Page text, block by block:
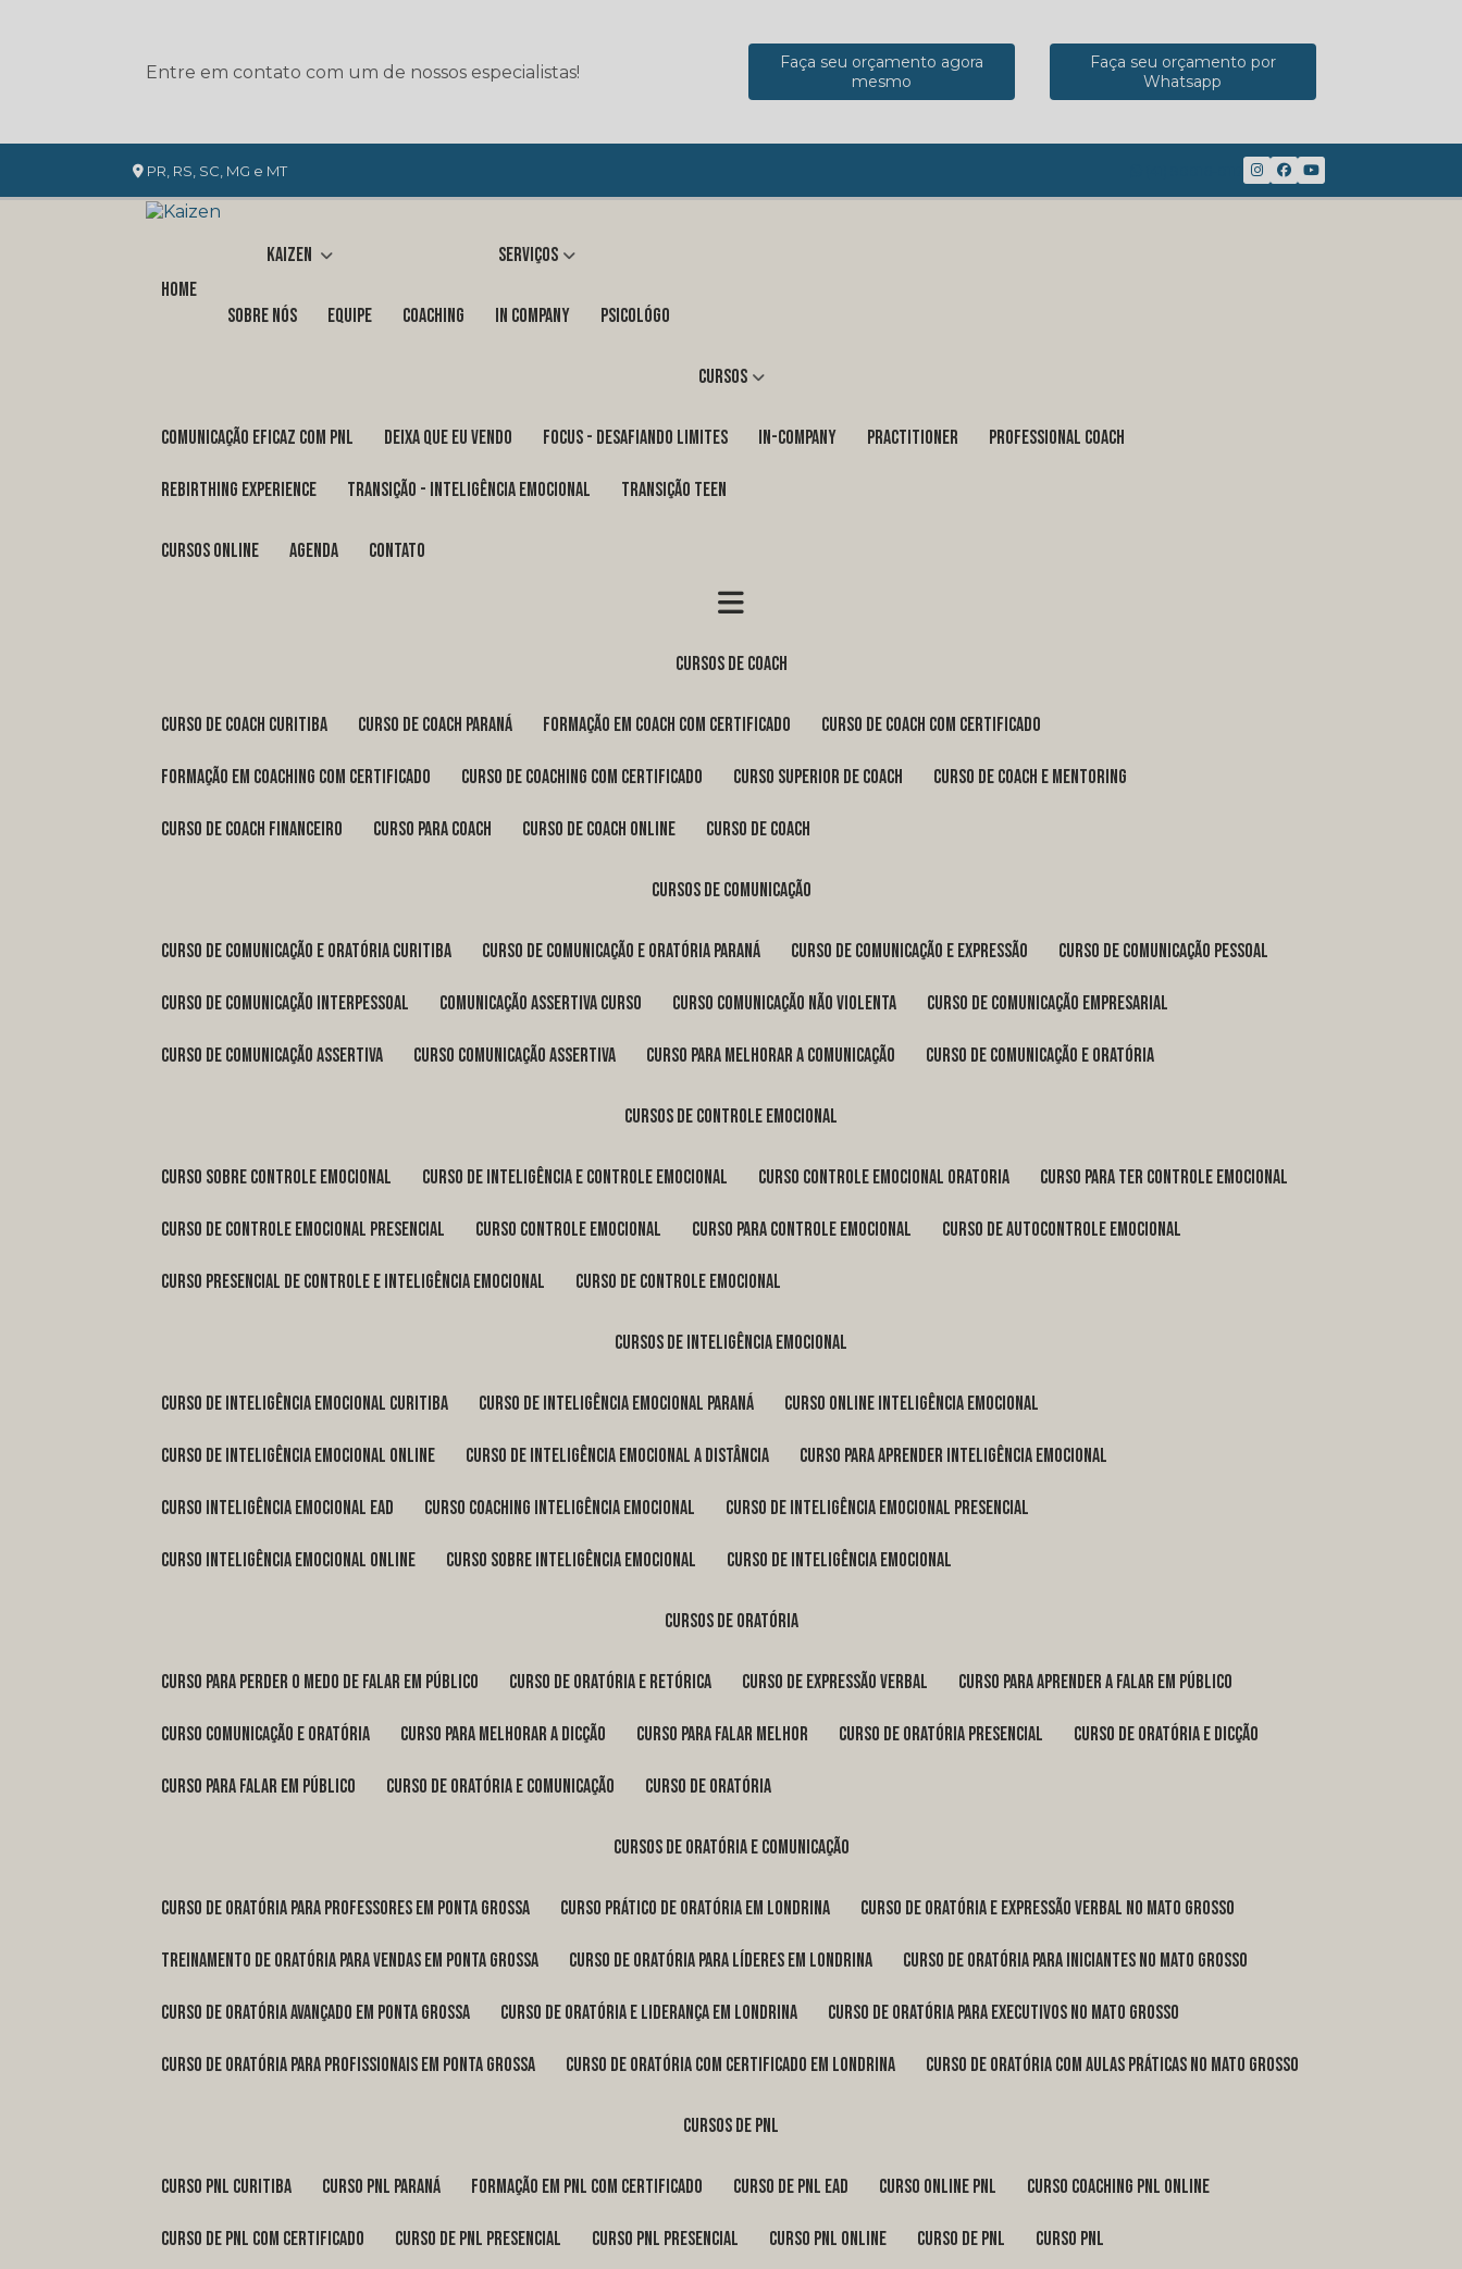
Entre em contato com um de nossos especialistas!
Faça seu orçamento agora
mesmo
Faça seu orçamento por
Whatsapp
PR, RS, SC, MG e MT
Home
Kaizen
Sobre nós Equipe
Serviços
Coaching in company Psicológo
Cursos
COMUNICAÇÃO EFICAZ COM PNL DEIXA QUE EU VENDO FOCUS - DESAFIANDO LIMITES In-Company PRACTITIONER PROFESSIONAL COACH
REBIRTHING EXPERIENCE TRANSIÇÃO - INTELIGÊNCIA EMOCIONAL TRANSIÇÃO TEEN
Cursos Online Agenda Contato
cursos de coach
curso de coach Curitiba curso de coach Paraná formação em coach com certificado curso de coach com certificado
formação em coaching com certificado curso de coaching com certificado curso superior de coach curso de coach e mentoring
curso de coach financeiro curso para coach curso de coach online curso de coach
cursos de comunicação
curso de comunicação e oratória Curitiba curso de comunicação e oratória Paraná curso de comunicação e expressão curso de comunicação pessoal
curso de comunicação interpessoal comunicação assertiva curso curso comunicação não violenta curso de comunicação empresarial
curso de comunicação assertiva curso comunicação assertiva curso para melhorar a comunicação curso de comunicação e oratória
cursos de controle emocional
curso sobre controle emocional curso de inteligência e controle emocional curso controle emocional oratoria curso para ter controle emocional
curso de controle emocional presencial curso controle emocional curso para controle emocional curso de autocontrole emocional
curso presencial de controle e inteligência emocional curso de controle emocional
cursos de inteligência emocional
curso de inteligência emocional Curitiba curso de inteligência emocional Paraná curso online inteligência emocional
curso de inteligência emocional online curso de inteligência emocional a distância curso para aprender inteligência emocional
curso inteligência emocional ead curso coaching inteligência emocional curso de inteligência emocional presencial
curso inteligência emocional online curso sobre inteligência emocional curso de inteligência emocional
cursos de oratória
curso para perder o medo de falar em público curso de oratória e retórica curso de expressão verbal curso para aprender a falar em público
curso comunicação e oratória curso para melhorar a dicção curso para falar melhor curso de oratória presencial curso de oratória e dicção
curso para falar em público curso de oratória e comunicação curso de oratória
cursos de oratória e comunicação
curso de oratória para professores em Ponta Grossa curso prático de oratória em Londrina curso de oratória e expressão verbal no Mato Grosso
treinamento de oratória para vendas em Ponta Grossa curso de oratória para líderes em Londrina curso de oratória para iniciantes no Mato Grosso
curso de oratória avançado em Ponta Grossa curso de oratória e liderança em Londrina curso de oratória para executivos no Mato Grosso
curso de oratória para profissionais em Ponta Grossa curso de oratória com certificado em Londrina curso de oratória com aulas práticas no Mato Grosso
cursos de pnl
curso pnl Curitiba curso pnl Paraná formação em pnl com certificado curso de pnl ead curso online pnl curso coaching pnl online
curso de pnl com certificado curso de pnl presencial curso pnl presencial curso pnl online curso de pnl curso pnl